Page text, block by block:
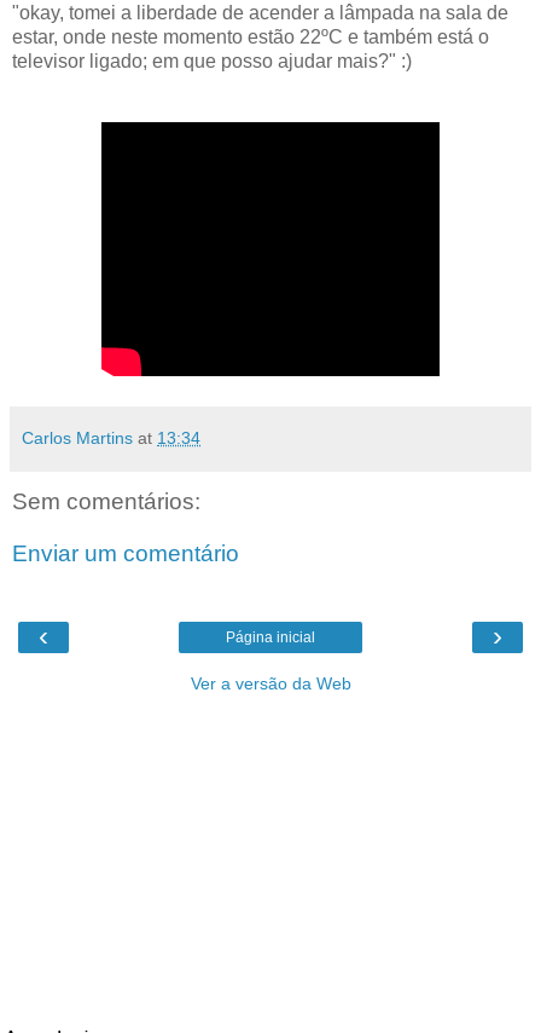
"okay, tomei a liberdade de acender a lâmpada na sala de
estar, onde neste momento estão 22ºC e também está o
televisor ligado; em que posso ajudar mais?" :)
Carlos Martins at 13:34
Sem comentários:
Enviar um comentário
‹ ›
Página inicial
Ver a versão da Web